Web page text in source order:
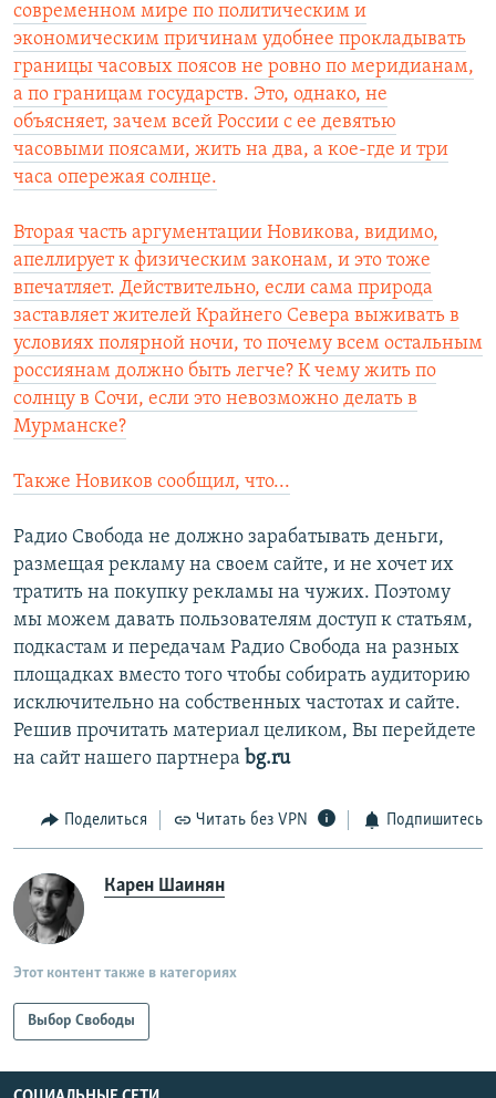
современном мире по политическим и
экономическим причинам удобнее прокладывать
границы часовых поясов не ровно по меридианам,
а по границам государств. Это, однако, не
объясняет, зачем всей России с ее девятью
часовыми поясами, жить на два, а кое-где и три
часа опережая солнце.
Вторая часть аргументации Новикова, видимо,
апеллирует к физическим законам, и это тоже
впечатляет. Действительно, если сама природа
заставляет жителей Крайнего Севера выживать в
условиях полярной ночи, то почему всем остальным
россиянам должно быть легче? К чему жить по
солнцу в Сочи, если это невозможно делать в
Мурманске?
Также Новиков сообщил, что...
Радио Свобода не должно зарабатывать деньги,
размещая рекламу на своем сайте, и не хочет их
тратить на покупку рекламы на чужих. Поэтому
мы можем давать пользователям доступ к статьям,
подкастам и передачам Радио Свобода на разных
площадках вместо того чтобы собирать аудиторию
исключительно на собственных частотах и сайте.
Решив прочитать материал целиком, Вы перейдете
на сайт нашего партнера bg.ru
Поделиться Читать без VPN Подпишитесь
Карен Шаинян
Этот контент также в категориях
Выбор Свободы